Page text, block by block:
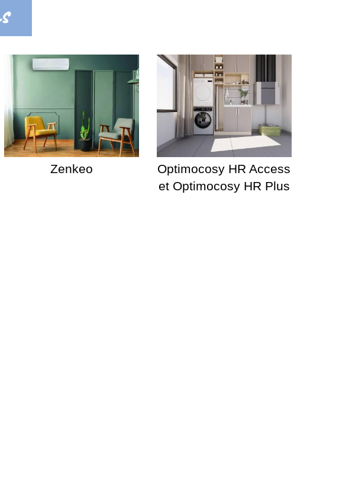
Zenkeo
Optimocosy HR Access
et Optimocosy HR Plus